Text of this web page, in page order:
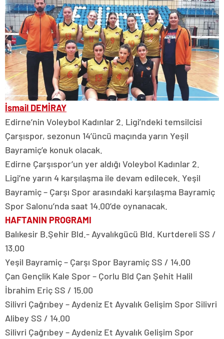
İsmail DEMİRAY
Edirne’nin Voleybol Kadınlar 2. Ligi’ndeki temsilcisi
Çarşıspor, sezonun 14’üncü maçında yarın Yeşil
Bayramiç’e konuk olacak.
Edirne Çarşıspor’un yer aldığı Voleybol Kadınlar 2.
Ligi’ne yarın 4 karşılaşma ile devam edilecek. Yeşil
Bayramiç – Çarşı Spor arasındaki karşılaşma Bayramiç
Spor Salonu’nda saat 14.00’de oynanacak.
HAFTANIN PROGRAMI
Balıkesir B.Şehir Bld.- Ayvalıkgücü Bld. Kurtdereli SS /
13.00
Yeşil Bayramiç – Çarşı Spor Bayramiç SS / 14.00
Çan Gençlik Kale Spor – Çorlu Bld Çan Şehit Halil
İbrahim Eriç SS / 15.00
Silivri Çağrıbey – Aydeniz Et Ayvalık Gelişim Spor Silivri
Alibey SS / 14.00
Silivri Çağrıbey – Aydeniz Et Ayvalık Gelişim Spor